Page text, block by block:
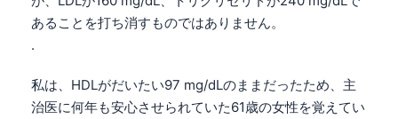
あることを打ち消すものではありません。
.
私は、HDLがだいたい97 mg/dLのままだったため、主
治医に何年も安心させられていた61歳の女性を覚えてい